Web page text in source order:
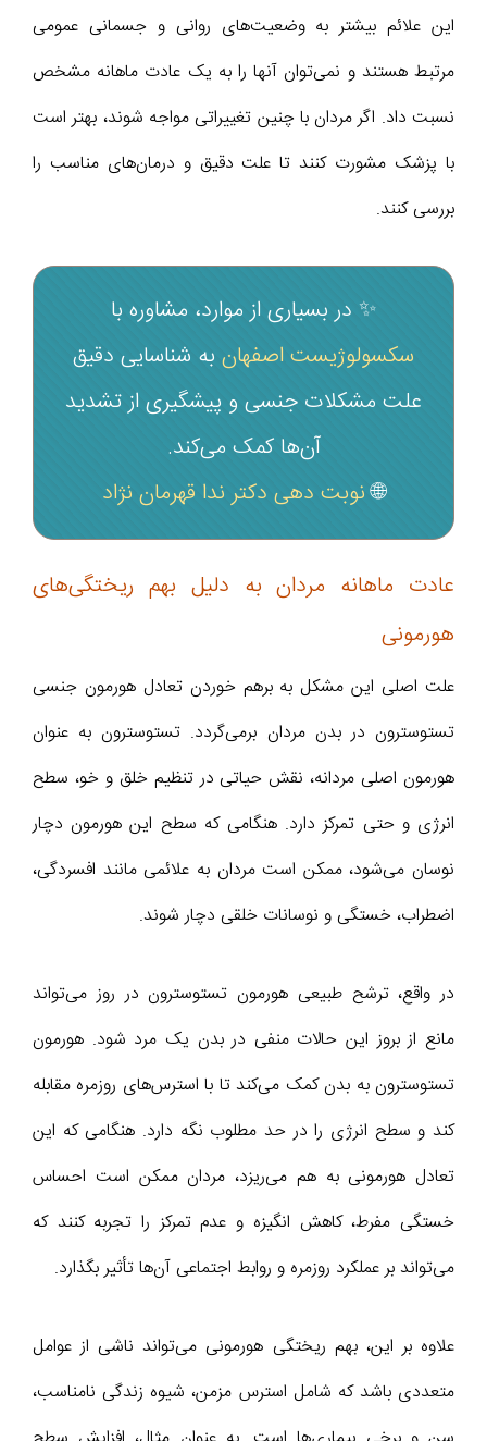
این علائم بیشتر به وضعیت‌های روانی و جسمانی عمومی
مرتبط هستند و نمی‌توان آنها را به یک عادت ماهانه مشخص
نسبت داد. اگر مردان با چنین تغییراتی مواجه شوند، بهتر است
با پزشک مشورت کنند تا علت دقیق و درمان‌های مناسب را
بررسی کنند.
✨ در بسیاری از موارد، مشاوره با
سکسولوژیست اصفهان به شناسایی دقیق
علت مشکلات جنسی و پیشگیری از تشدید
آن‌ها کمک می‌کند.
🌐نوبت دهی دکتر ندا قهرمان نژاد
عادت ماهانه مردان به دلیل بهم ریختگی‌های
هورمونی
علت اصلی این مشکل به برهم خوردن تعادل هورمون جنسی
تستوسترون در بدن مردان برمی‌گردد. تستوسترون به عنوان
هورمون اصلی مردانه، نقش حیاتی در تنظیم خلق و خو، سطح
انرژی و حتی تمرکز دارد. هنگامی که سطح این هورمون دچار
نوسان می‌شود، ممکن است مردان به علائمی مانند افسردگی،
اضطراب، خستگی و نوسانات خلقی دچار شوند.
در واقع، ترشح طبیعی هورمون تستوسترون در روز می‌تواند
مانع از بروز این حالات منفی در بدن یک مرد شود. هورمون
تستوسترون به بدن کمک می‌کند تا با استرس‌های روزمره مقابله
کند و سطح انرژی را در حد مطلوب نگه دارد. هنگامی که این
تعادل هورمونی به هم می‌ریزد، مردان ممکن است احساس
خستگی مفرط، کاهش انگیزه و عدم تمرکز را تجربه کنند که
می‌تواند بر عملکرد روزمره و روابط اجتماعی آن‌ها تأثیر بگذارد.
علاوه بر این، بهم ریختگی هورمونی می‌تواند ناشی از عوامل
متعددی باشد که شامل استرس مزمن، شیوه زندگی نامناسب،